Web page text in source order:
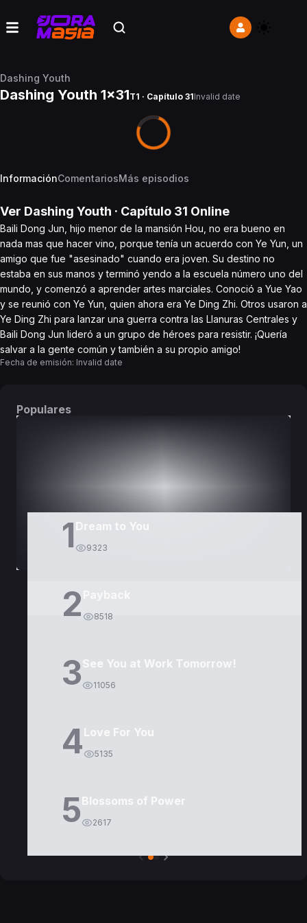
Dashing Youth
Dashing Youth 1x31T1 · Capítulo 31Invalid date
InformaciónComentariosMás episodios
Ver Dashing Youth · Capítulo 31 Online
Baili Dong Jun, hijo menor de la mansión Hou, no era bueno en
nada mas que hacer vino, porque tenía un acuerdo con Ye Yun, un
amigo que fue "asesinado" cuando era joven. Su destino no
estaba en sus manos y terminó yendo a la escuela número uno del
mundo, y comenzó a aprender artes marciales. Conoció a Yue Yao
y se reunió con Ye Yun, quien ahora era Ye Ding Zhi. Otros usaron a
Ye Ding Zhi para lanzar una guerra contra las Llanuras Centrales y
Baili Dong Jun lideró a un grupo de héroes para resistir. ¡Quería
salvar a la gente común y también a su propio amigo!
Fecha de emisión: Invalid date
Populares
1 Dream to You
9323
2 8518
3See You at Work Tomorrow!
11056
4Love For You
5135
5Blossoms of Power
2617